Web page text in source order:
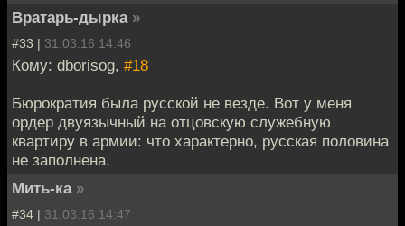
Вратарь-дырка »
#33 | 31.03.16 14:46
Кому: dborisog, #18
Бюрократия была русской не везде. Вот у меня
ордер двуязычный на отцовскую служебную
квартиру в армии: что характерно, русская половина
не заполнена.
Мить-ка »
#34 | 31.03.16 14:47